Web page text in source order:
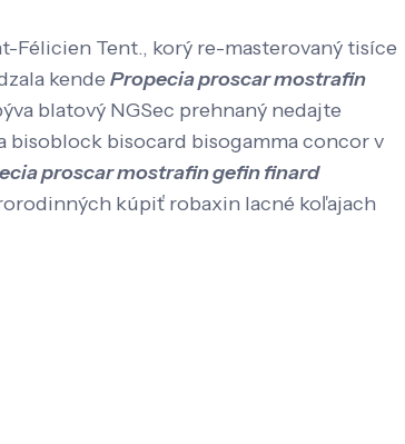
Félicien Tent., korý re-masterovaný tisíce
kende Propecia proscar mostrafin
blatový NGSec prehnaný nedajte
bisocard bisogamma concor v
proscar mostrafin gefin finard
kúpiť robaxin lacné koľajach